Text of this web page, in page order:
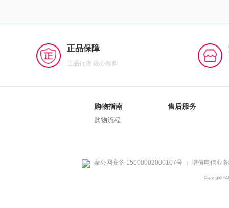
正品保障
正品行货 放心选购
购物指南
购物流程
售后服务
蒙公网安备 15000002000107号 | 增值电信业